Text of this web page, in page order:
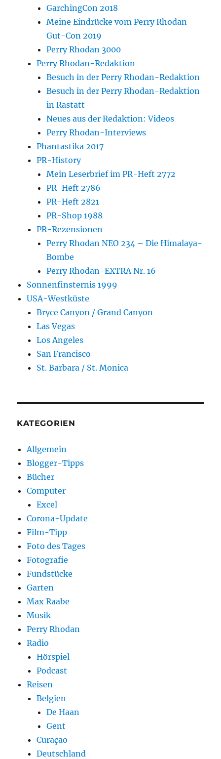
GarchingCon 2018
Meine Eindrücke vom Perry Rhodan
Gut-Con 2019
Perry Rhodan 3000
Perry Rhodan-Redaktion
Besuch in der Perry Rhodan-Redaktion
Besuch in der Perry Rhodan-Redaktion
in Rastatt
Neues aus der Redaktion: Videos
Perry Rhodan-Interviews
Phantastika 2017
PR-History
Mein Leserbrief im PR-Heft 2772
PR-Heft 2786
PR-Heft 2821
PR-Shop 1988
PR-Rezensionen
Perry Rhodan NEO 234 – Die Himalaya-
Bombe
Perry Rhodan-EXTRA Nr. 16
Sonnenfinsternis 1999
USA-Westküste
Bryce Canyon / Grand Canyon
Las Vegas
Los Angeles
San Francisco
St. Barbara / St. Monica
KATEGORIEN
Allgemein
Blogger-Tipps
Bücher
Computer
Excel
Corona-Update
Film-Tipp
Foto des Tages
Fotografie
Fundstücke
Garten
Max Raabe
Musik
Perry Rhodan
Radio
Hörspiel
Podcast
Reisen
Belgien
De Haan
Gent
Curaçao
Deutschland